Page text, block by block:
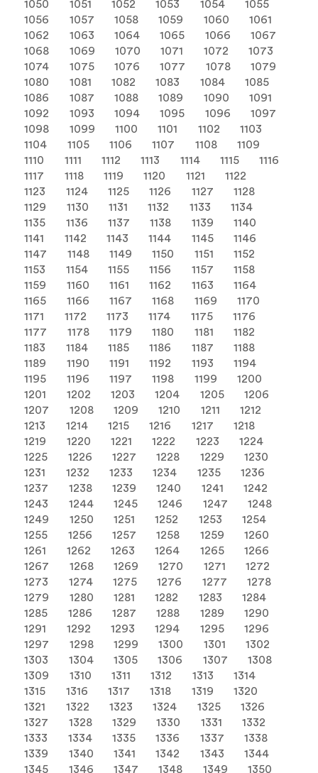
1050
1051 1052 1053 1054
1055
1056
1057 1058 1059 1060
1061
1062
1063 1064 1065 1066
1067
1068
1069 1070 1071 1072
1073
1074
1075 1076 1077 1078
1079
1080
1081 1082 1083 1084
1085
1086
1087 1088 1089 1090
1091
1092
1093 1094 1095 1096
1097
1098
1099 1100 1101 1102
1103
1104
1105 1106 1107 1108
1109
1110
1111 1112 1113 1114 1115
1116
1117
1118 1119 1120 1121
1122
1123
1124 1125 1126 1127
1128
1129
1130 1131 1132 1133
1134
1135
1136 1137 1138 1139
1140
1141
1142 1143 1144 1145
1146
1147
1148 1149 1150 1151
1152
1153
1154 1155 1156 1157
1158
1159
1160 1161 1162 1163
1164
1165
1166 1167 1168 1169
1170
1171
1172 1173 1174 1175
1176
1177
1178 1179 1180 1181
1182
1183
1184 1185 1186 1187
1188
1189
1190 1191 1192 1193
1194
1195
1196 1197 1198 1199
1200
1201
1202 1203 1204 1205
1206
1207
1208 1209 1210 1211
1212
1213
1214 1215 1216 1217
1218
1219
1220 1221 1222 1223
1224
1225
1226 1227 1228 1229
1230
1231
1232 1233 1234 1235
1236
1237
1238 1239 1240 1241
1242
1243
1244 1245 1246 1247
1248
1249
1250 1251 1252 1253
1254
1255
1256 1257 1258 1259
1260
1261
1262 1263 1264 1265
1266
1267
1268 1269 1270 1271
1272
1273
1274 1275 1276 1277
1278
1279
1280 1281 1282 1283
1284
1285
1286 1287 1288 1289
1290
1291
1292 1293 1294 1295
1296
1297
1298 1299 1300 1301
1302
1303
1304 1305 1306 1307
1308
1309
1310 1311 1312 1313
1314
1315
1316 1317 1318 1319
1320
1321
1322 1323 1324 1325
1326
1327
1328 1329 1330 1331
1332
1333
1334 1335 1336 1337
1338
1339
1340 1341 1342 1343
1344
1345
1346 1347 1348 1349 1350